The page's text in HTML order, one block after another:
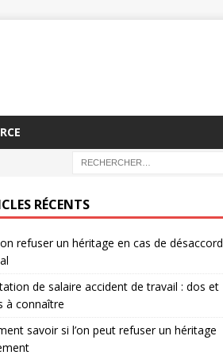
RÉCENTS
refuser un héritage en cas de désaccord
de salaire accident de travail : dos et
à connaître
savoir si l’on peut refuser un héritage